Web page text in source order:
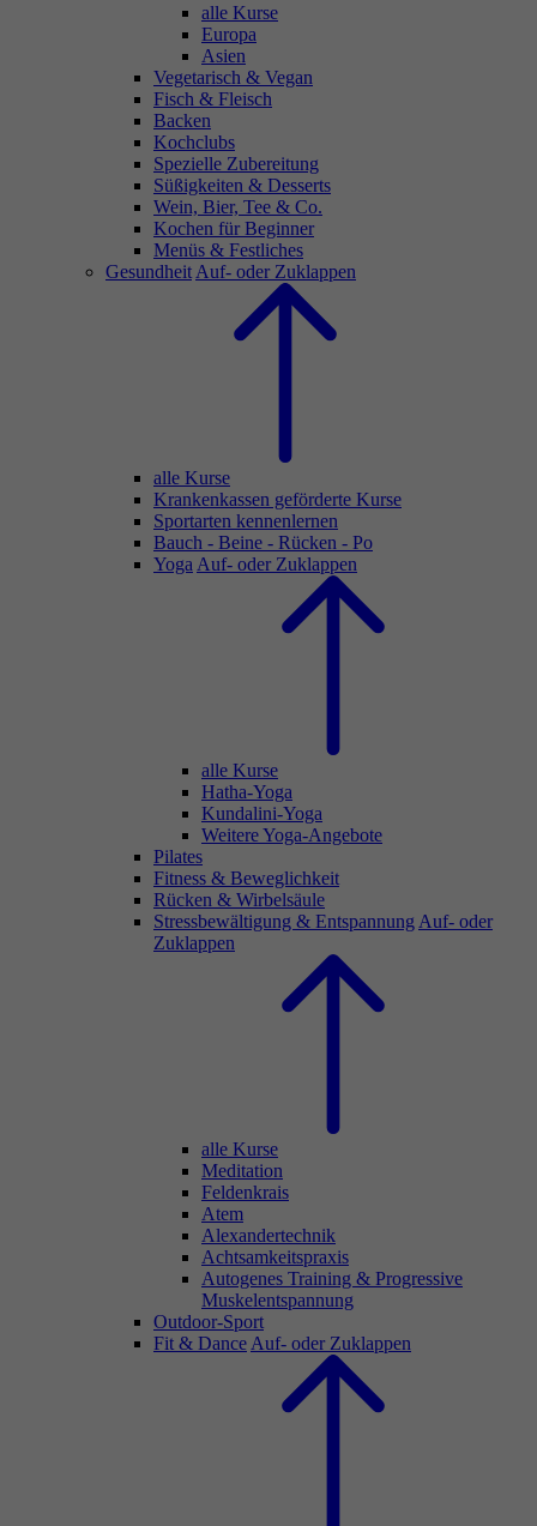
alle Kurse
Europa
Asien
Vegetarisch & Vegan
Fisch & Fleisch
Backen
Kochclubs
Spezielle Zubereitung
Süßigkeiten & Desserts
Wein, Bier, Tee & Co.
Kochen für Beginner
Menüs & Festliches
Gesundheit Auf- oder Zuklappen
alle Kurse
Krankenkassen geförderte Kurse
Sportarten kennenlernen
Bauch - Beine - Rücken - Po
Yoga Auf- oder Zuklappen
alle Kurse
Hatha-Yoga
Kundalini-Yoga
Weitere Yoga-Angebote
Pilates
Fitness & Beweglichkeit
Rücken & Wirbelsäule
Stressbewältigung & Entspannung Auf- oder
Zuklappen
alle Kurse
Meditation
Feldenkrais
Atem
Alexandertechnik
Achtsamkeitspraxis
Autogenes Training & Progressive
Muskelentspannung
Outdoor-Sport
Fit & Dance Auf- oder Zuklappen